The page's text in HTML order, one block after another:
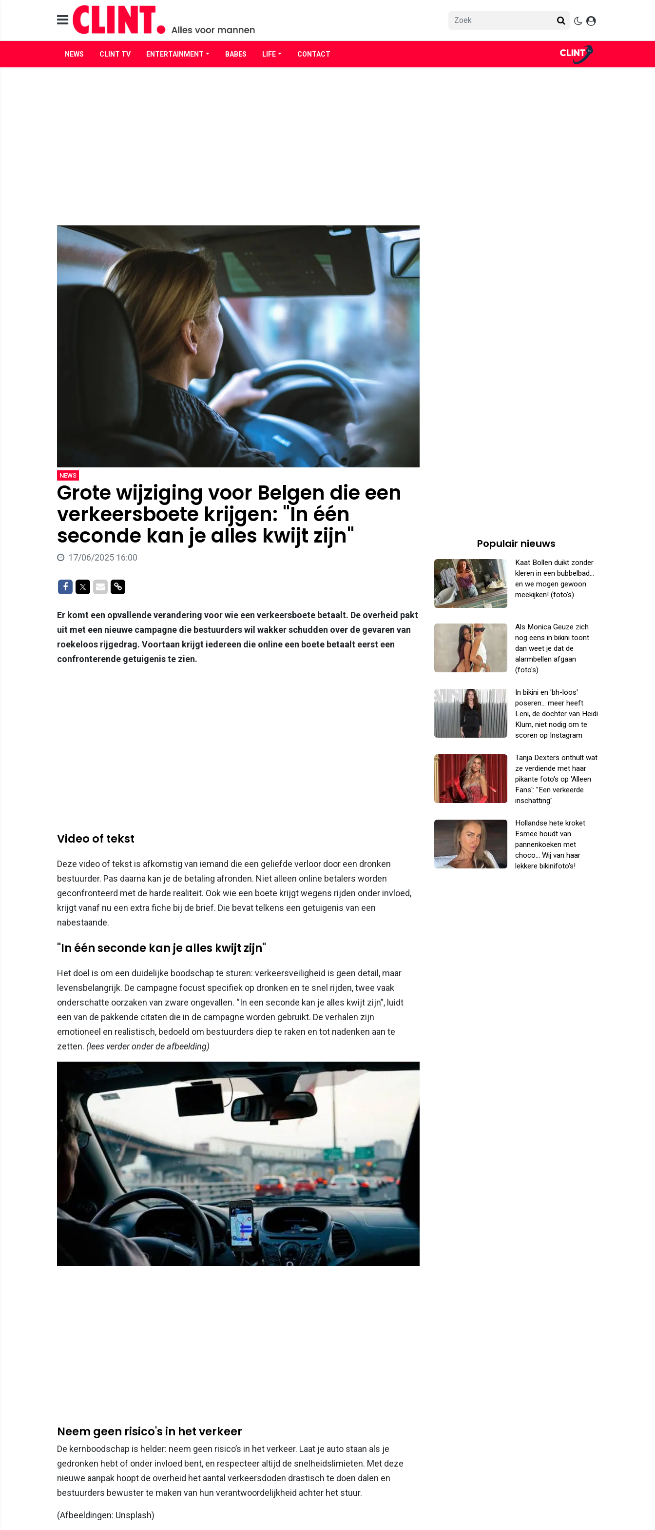
NEWS CLINT TV ENTERTAINMENT BABES LIFE CONTACT
NEWS
Grote wijziging voor Belgen die een
verkeersboete krijgen: "In één
seconde kan je alles kwijt zijn"
17/06/2025 16:00
Delen op Facebook
Delen op Twitter
Delen via Mail
Delen via link
Er komt een opvallende verandering voor wie een verkeersboete betaalt. De overheid pakt
uit met een nieuwe campagne die bestuurders wil wakker schudden over de gevaren van
roekeloos rijgedrag. Voortaan krijgt iedereen die online een boete betaalt eerst een
confronterende getuigenis te zien.
Video of tekst
Deze video of tekst is afkomstig van iemand die een geliefde verloor door een dronken
bestuurder. Pas daarna kan je de betaling afronden. Niet alleen online betalers worden
geconfronteerd met de harde realiteit. Ook wie een boete krijgt wegens rijden onder invloed,
krijgt vanaf nu een extra fiche bij de brief. Die bevat telkens een getuigenis van een
nabestaande.
"In één seconde kan je alles kwijt zijn"
Het doel is om een duidelijke boodschap te sturen: verkeersveiligheid is geen detail, maar
levensbelangrijk. De campagne focust specifiek op dronken en te snel rijden, twee vaak
onderschatte oorzaken van zware ongevallen. “In een seconde kan je alles kwijt zijn”, luidt
een van de pakkende citaten die in de campagne worden gebruikt. De verhalen zijn
emotioneel en realistisch, bedoeld om bestuurders diep te raken en tot nadenken aan te
zetten. (lees verder onder de afbeelding)
Neem geen risico's in het verkeer
De kernboodschap is helder: neem geen risico’s in het verkeer. Laat je auto staan als je
gedronken hebt of onder invloed bent, en respecteer altijd de snelheidslimieten. Met deze
nieuwe aanpak hoopt de overheid het aantal verkeersdoden drastisch te doen dalen en
bestuurders bewuster te maken van hun verantwoordelijkheid achter het stuur.
(Afbeeldingen: Unsplash)
Populair nieuws
Kaat Bollen duikt zonder
kleren in een bubbelbad...
en we mogen gewoon
meekijken! (foto's)
Als Monica Geuze zich
nog eens in bikini toont
dan weet je dat de
alarmbellen afgaan
(foto's)
In bikini en 'bh-loos'
poseren... meer heeft
Leni, de dochter van Heidi
Klum, niet nodig om te
scoren op Instagram
Tanja Dexters onthult wat
ze verdiende met haar
pikante foto's op 'Alleen
Fans': "Een verkeerde
inschatting"
Hollandse hete kroket
Esmee houdt van
pannenkoeken met
choco... Wij van haar
lekkere bikinifoto's!